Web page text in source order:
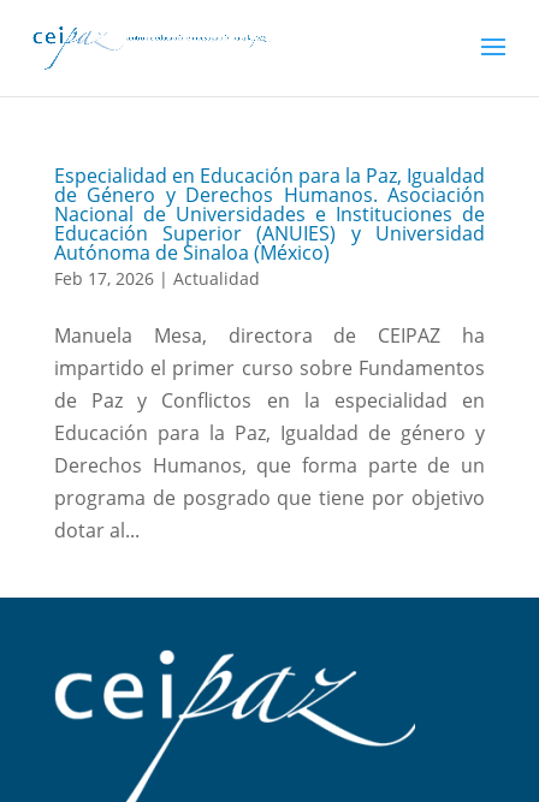
Especialidad en Educación para la Paz, Igualdad
de Género y Derechos Humanos. Asociación
Nacional de Universidades e Instituciones de
Educación Superior (ANUIES) y Universidad
Autónoma de Sinaloa (México)
Feb 17, 2026| Actualidad
Manuela Mesa, directora de CEIPAZ ha
impartido el primer curso sobre Fundamentos
de Paz y Conflictos en la especialidad en
Educación para la Paz, Igualdad de género y
Derechos Humanos, que forma parte de un
programa de posgrado que tiene por objetivo
dotar al...